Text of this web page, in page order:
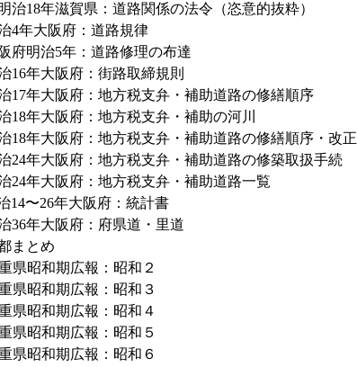
治18年滋賀県：道路関係の法令（恣意的抜粋）
4年大阪府：道路規律
府明治5年：道路修理の布達
16年大阪府：街路取締規則
17年大阪府：地方税支弁・補助道路の修繕順序
18年大阪府：地方税支弁・補助の河川
18年大阪府：地方税支弁・補助道路の修繕順序・改正
24年大阪府：地方税支弁・補助道路の修築取扱手続
24年大阪府：地方税支弁・補助道路一覧
14〜26年大阪府：統計書
36年大阪府：府県道・里道
まとめ
県昭和期広報：昭和２
県昭和期広報：昭和３
県昭和期広報：昭和４
県昭和期広報：昭和５
県昭和期広報：昭和６